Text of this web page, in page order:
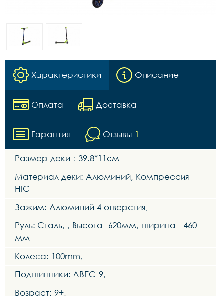
Характеристики Описание
Оплата Доставка
Гарантия Отзывы 1
Размер деки：39.8*11см
Материал деки: Алюминий, Компрессия
HIC
Зажим: Алюминий 4 отверстия,
Руль: Сталь, , Высота -620мм, ширина - 460
мм
Колеса: 100mm,
Подшипники: ABEC-9,
Возраст: 9+,